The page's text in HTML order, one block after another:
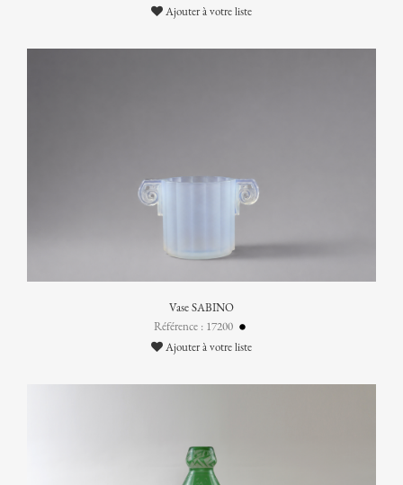
Ajouter à votre liste
Vase SABINO
Référence : 17200
Ajouter à votre liste